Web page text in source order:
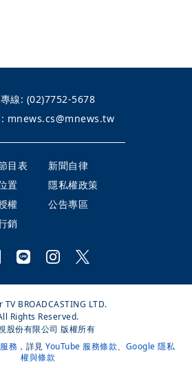
線: (02)7752-5678
mnews.cs@mnews.tw
目表
新聞自律
置
隱私權政策
權
公告專區
銷
BROADCASTING LTD.
Rights Reserved.
股份有限公司 版權所有
務 ，詳見 YouTube 服務條款、 Google 隱私
權與條款